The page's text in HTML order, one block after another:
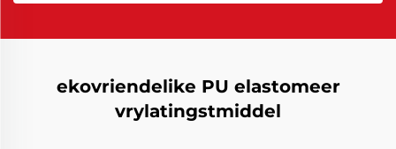
ekovriendelike PU elastomeer
vrylatingstmiddel